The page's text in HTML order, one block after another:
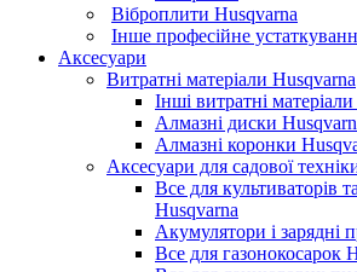
Віброплити Husqvarna
Інше професійне
Аксесуари
Витратні матеріали Husqvarna
Інші витратні
Алмазні диски
Алмазні коронки
Аксесуари для садової
Все для культиваторів
Husqvarna
Акумулятори і зарядні
Все для газонокосарок